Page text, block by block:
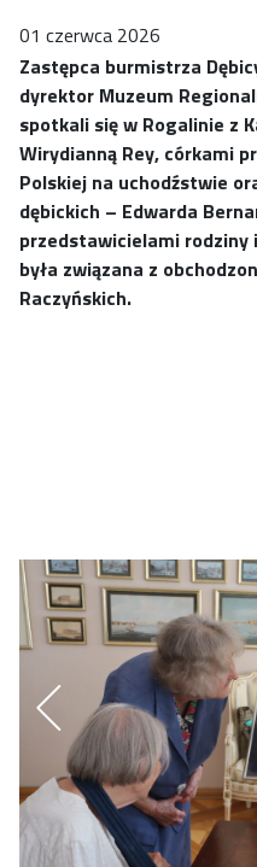
01 czerwca 2026
Zastępca burmistrza
dyrektor Muzeum
spotkali się w Rogalinie z
Wirydianną Rey, córkami
Polskiej na uchodźstwie
dębickich – Edwarda
przedstawicielami rodziny
była związana z
Raczyńskich.